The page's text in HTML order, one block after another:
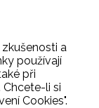
a
používají
při
li si
Cookies".